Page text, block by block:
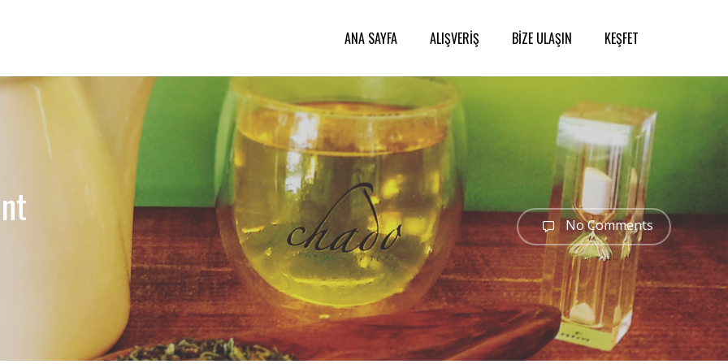
ANA SAYFA ALIŞVERİŞ BİZE ULAŞIN KEŞFET
No Comments